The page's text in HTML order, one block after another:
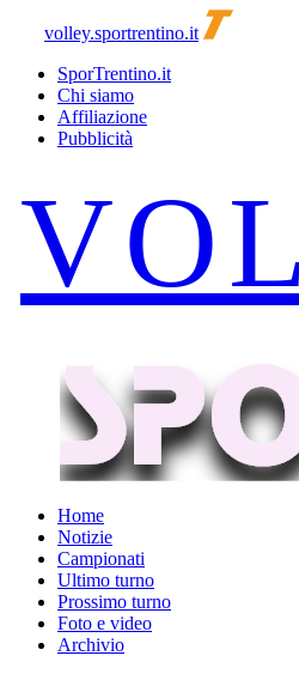
volley.sportrentino.it
SporTrentino.it
Chi siamo
Affiliazione
Pubblicità
Home
Notizie
Campionati
Ultimo turno
Prossimo turno
Foto e video
Archivio